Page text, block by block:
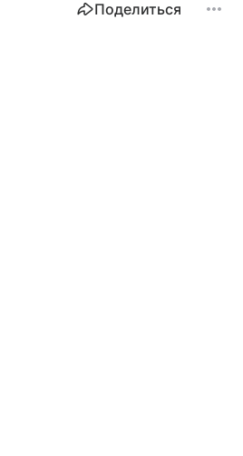
Поделиться